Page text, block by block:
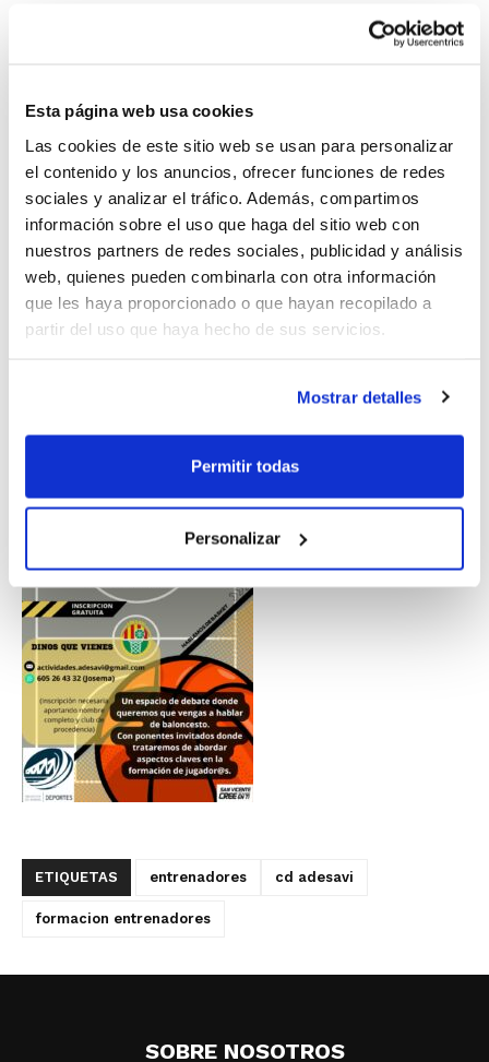
Esta página web usa cookies
Las cookies de este sitio web se usan para personalizar
el contenido y los anuncios, ofrecer funciones de redes
sociales y analizar el tráfico. Además, compartimos
información sobre el uso que haga del sitio web con
nuestros partners de redes sociales, publicidad y análisis
web, quienes pueden combinarla con otra información
que les haya proporcionado o que hayan recopilado a
partir del uso que haya hecho de sus servicios.
Mostrar detalles
Permitir todas
Personalizar
psicólogo Pedro Olmedo, el nutricionista
Nicolás Gosálvez y la árbitra FBCV María
ETIQUETAS entrenadores cd adesavi
formacion entrenadores
SOBRE NOSOTROS